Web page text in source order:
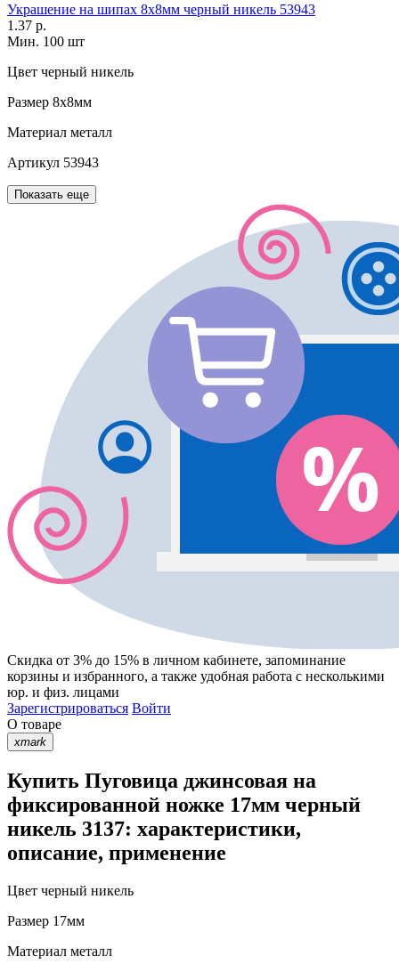
Украшение на шипах 8х8мм черный никель 53943
1.37 р.
Мин. 100 шт
Цвет черный никель
Размер 8х8мм
Материал металл
Артикул 53943
Показать еще
Скидка от 3% до 15% в личном кабинете, запоминание
корзины и избранного, а также удобная работа с несколькими
юр. и физ. лицами
Зарегистрироваться Войти
О товаре
xmark
Купить Пуговица джинсовая на
фиксированной ножке 17мм черный
никель 3137: характеристики,
описание, применение
Цвет черный никель
Размер 17мм
Материал металл